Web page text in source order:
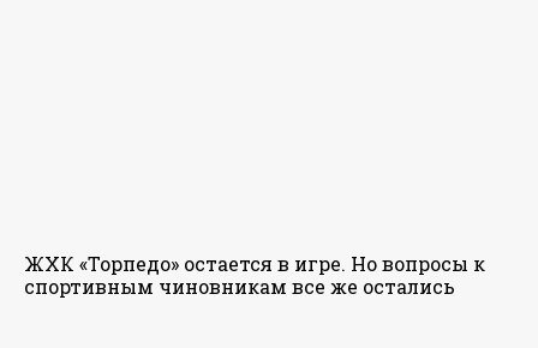
ЖХК «Торпедо» остается в игре. Но вопросы к
спортивным чиновникам все же остались